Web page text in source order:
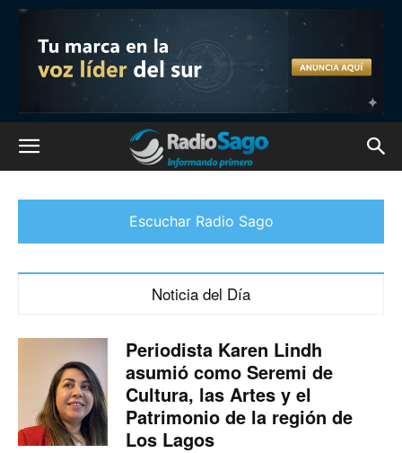
Escuchar Radio Sago
Noticia del Día
Periodista Karen Lindh
asumió como Seremi de
Cultura, las Artes y el
Patrimonio de la región de
Los Lagos